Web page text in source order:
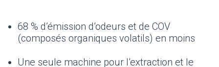
68 % d’émission d’odeurs et de COV
(composés organiques volatils) en moins
Une seule machine pour l’extraction et le